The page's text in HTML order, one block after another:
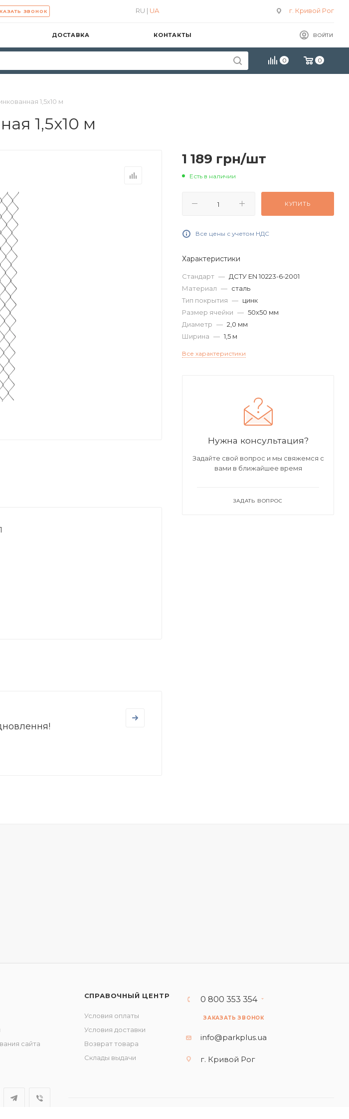
ЗВОНОК г. Кривой Рог
RU | UA
ВОЙТИ
ДОСТАВКА КОНТАКТЫ
0 0
1,5х10 м
1,5х10 м
1 189 грн/шт
Есть в наличии
КУПИТЬ
Все цены с учетом НДС
Характеристики
Стандарт — ДСТУ EN 10223-6-2001
Материал — сталь
Тип покрытия — цинк
Размер ячейки — 50х50 мм
Диаметр — 2,0 мм
Ширина — 1,5 м
Все характеристики
Нужна консультация?
Задайте свой вопрос и мы свяжемся с
вами в ближайшее время
ЗАДАТЬ ВОПРОС
сайта
СПРАВОЧНЫЙ ЦЕНТР
Условия оплаты
Условия доставки
Возврат товара
Склады выдачи
0 800 353 354
ЗАКАЗАТЬ ЗВОНОК
info@parkplus.ua
г. Кривой Рог